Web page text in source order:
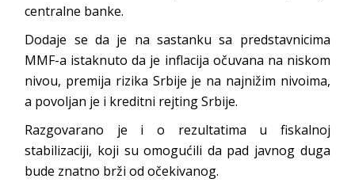
centralne banke.
Dodaje se da je na sastanku sa predstavnicima
MMF-a istaknuto da je inflacija očuvana na niskom
nivou, premija rizika Srbije je na najnižim nivoima,
a povoljan je i kreditni rejting Srbije.
Razgovarano je i o rezultatima u fiskalnoj
stabilizaciji, koji su omogućili da pad javnog duga
bude znatno brži od očekivanog.